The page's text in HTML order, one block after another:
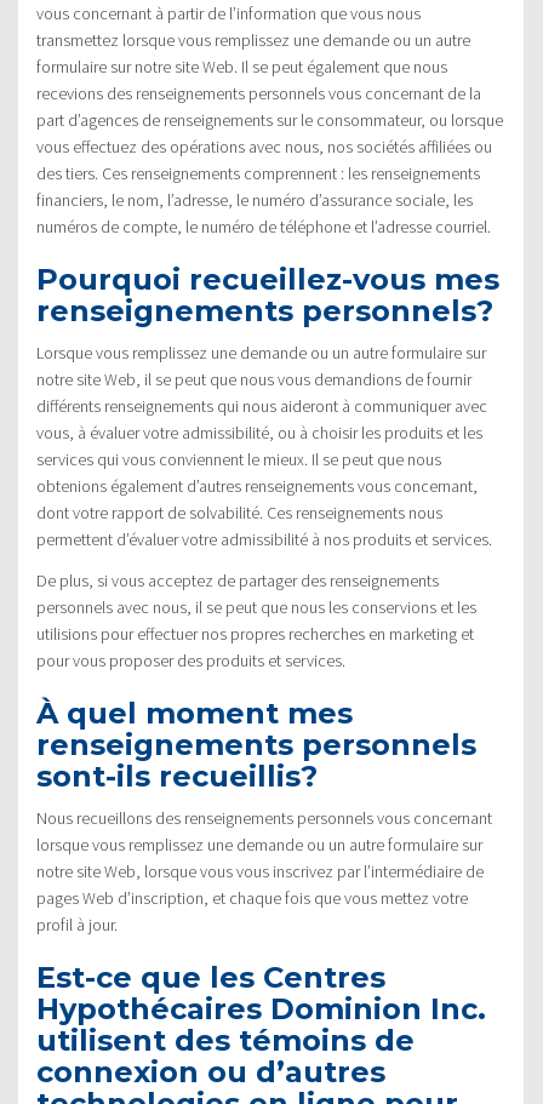
vous concernant à partir de l’information que vous nous
transmettez lorsque vous remplissez une demande ou un autre
formulaire sur notre site Web. Il se peut également que nous
recevions des renseignements personnels vous concernant de la
part d’agences de renseignements sur le consommateur, ou lorsque
vous effectuez des opérations avec nous, nos sociétés affiliées ou
des tiers. Ces renseignements comprennent : les renseignements
financiers, le nom, l’adresse, le numéro d’assurance sociale, les
numéros de compte, le numéro de téléphone et l’adresse courriel.
Pourquoi recueillez-vous mes
renseignements personnels?
Lorsque vous remplissez une demande ou un autre formulaire sur
notre site Web, il se peut que nous vous demandions de fournir
différents renseignements qui nous aideront à communiquer avec
vous, à évaluer votre admissibilité, ou à choisir les produits et les
services qui vous conviennent le mieux. Il se peut que nous
obtenions également d’autres renseignements vous concernant,
dont votre rapport de solvabilité. Ces renseignements nous
permettent d’évaluer votre admissibilité à nos produits et services.
De plus, si vous acceptez de partager des renseignements
personnels avec nous, il se peut que nous les conservions et les
utilisions pour effectuer nos propres recherches en marketing et
pour vous proposer des produits et services.
À quel moment mes
renseignements personnels
sont-ils recueillis?
Nous recueillons des renseignements personnels vous concernant
lorsque vous remplissez une demande ou un autre formulaire sur
notre site Web, lorsque vous vous inscrivez par l’intermédiaire de
pages Web d’inscription, et chaque fois que vous mettez votre
profil à jour.
Est-ce que les Centres
Hypothécaires Dominion Inc.
utilisent des témoins de
connexion ou d’autres